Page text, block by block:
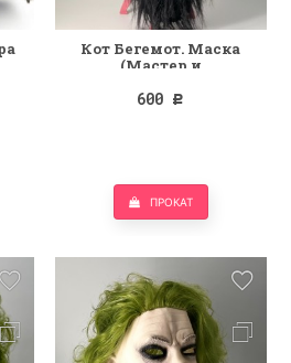
Кот Бегемот. Маска
(Мастер и
600 Р
ПРОКАТ